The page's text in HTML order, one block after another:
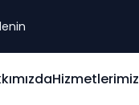
Hizmetlerimiz